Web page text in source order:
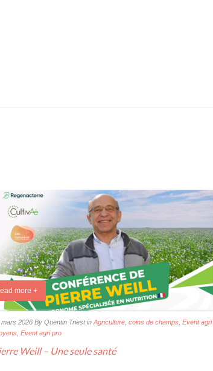
more +
mars 2026 By Quentin Triest in Agriculture coins de champs Event agri
Event agri pro
Weill – Une seule santé